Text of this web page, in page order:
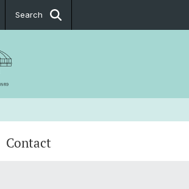
Search
Contact